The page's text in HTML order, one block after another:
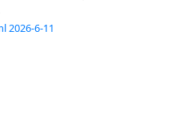
2026-6-11